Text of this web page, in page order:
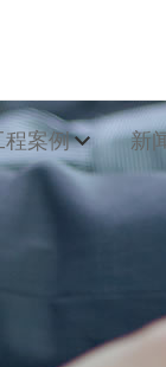
程案例 新